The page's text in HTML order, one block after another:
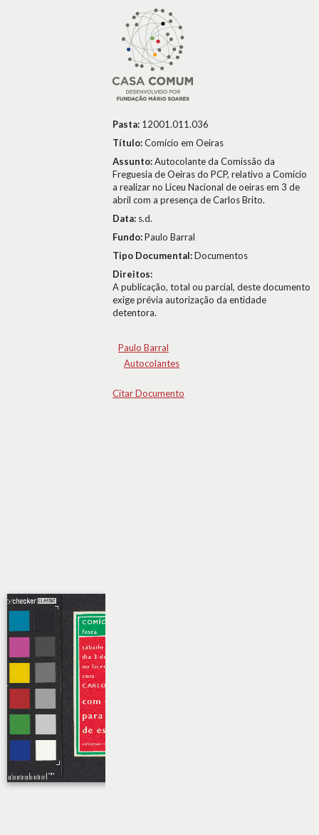
Pasta: 12001.011.036
Título:Comício em Oeiras
Assunto:Autocolante da Comissão da
Freguesia de Oeiras do PCP, relativo a Comício
a realizar no Liceu Nacional de oeiras em 3 de
abril com a presença de Carlos Brito.
Data: s.d.
Fundo:Paulo Barral
Tipo Documental:Documentos
Direitos:
A publicação, total ou parcial, deste documento
exige prévia autorização da entidade
detentora.
Paulo Barral
Autocolantes
Citar Documento